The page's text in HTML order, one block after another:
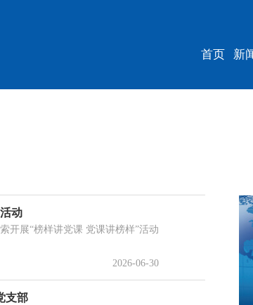
首页 新
动
开展“榜样讲党课 党课讲榜样”活动
2026-06-30
支部